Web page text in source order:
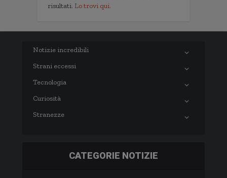
risultati. Lo trovi qui.
Notizie incredibili
Strani eccessi
Tecnologia
Curiosità
Stranezze
CATEGORIE NOTIZIE